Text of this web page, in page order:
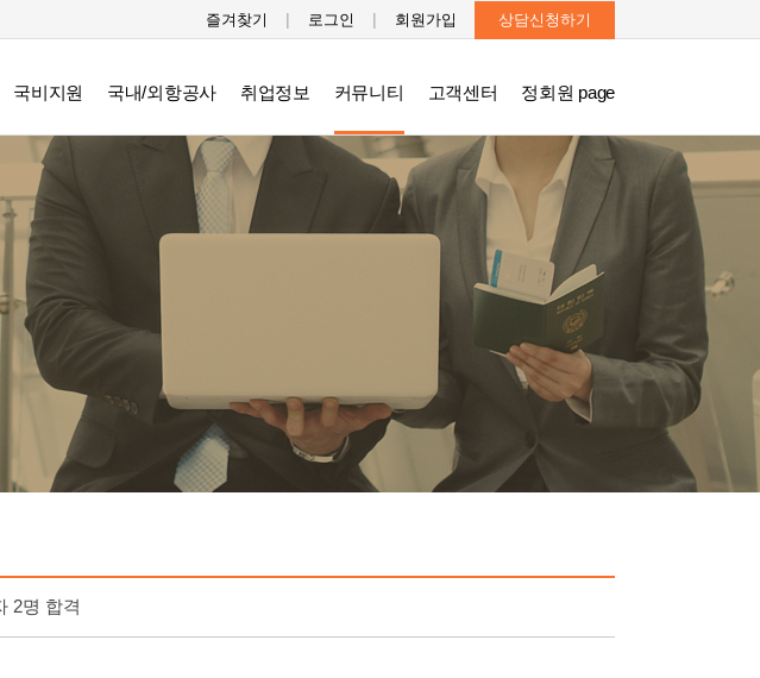
즐겨찾기 | 로그인 | 회원가입 상담신청하기
국비지원 국내/외항공사 취업정보 커뮤니티 고객센터 정회원 page
2명 합격